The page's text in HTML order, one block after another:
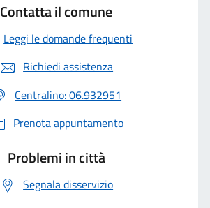
Contatta il comune
Leggi le domande frequenti
Richiedi assistenza
Centralino: 06.932951
Prenota appuntamento
Problemi in città
Segnala disservizio